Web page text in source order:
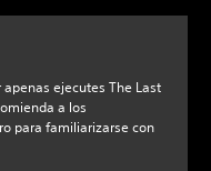
ejecutes The Last
a los
para familiarizarse con